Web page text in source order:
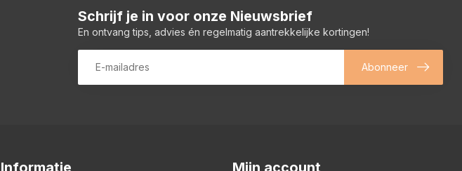
Schrijf je in voor onze Nieuwsbrief
En ontvang tips, advies én regelmatig aantrekkelijke kortingen!
Abonneer
Informatie Mijn account